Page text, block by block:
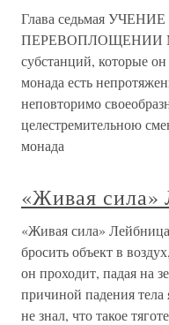
Глава седьмая
ПЕРЕВОПЛОЩЕНИИ
субстанций, которые
монада есть
неповторимо
целестремительною
монада
«Живая сила»
«Живая сила»
бросить объект в
он проходит, падая на
причиной падения тела
не знал, что такое